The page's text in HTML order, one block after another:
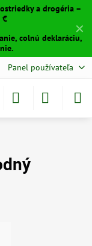
✕
a drogéria –
€
colnú deklaráciu,
Panel používateľa